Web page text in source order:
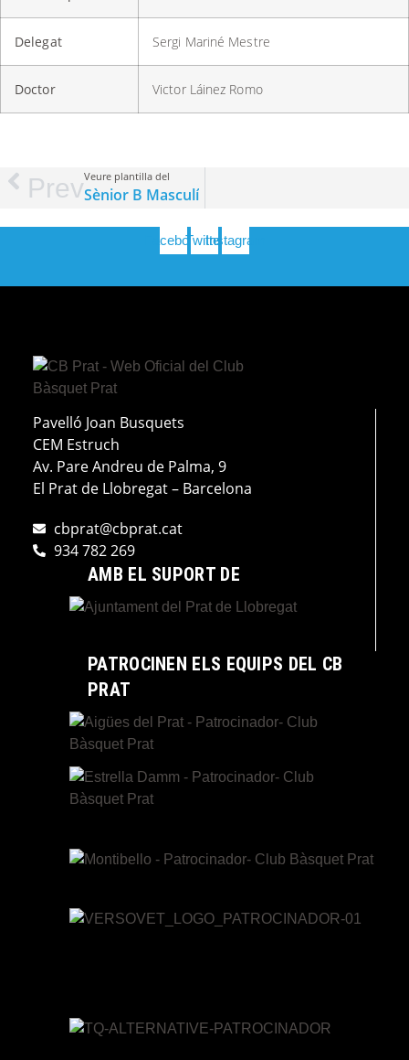
Delegat Sergi Mariné Mestre
Doctor Victor Láinez Romo
PrevVeure plantilla del
Sènior B Masculí
FacebookTwitterInstagram
Pavelló Joan Busquets
CEM Estruch
Av. Pare Andreu de Palma, 9
El Prat de Llobregat – Barcelona
cbprat@cbprat.cat
934 782 269
AMB EL SUPORT DE
PATROCINEN ELS EQUIPS DEL CB
PRAT